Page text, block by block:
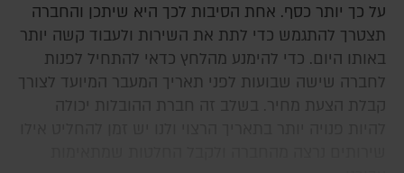
על כך יותר כסף. אחת הסיבות לכך היא שיתכן והחברה
תצטרך להתגמש כדי לתת את השירות ולעבוד קשה יותר
באותו היום. כדי להימנע מהלחץ כדאי להתחיל לפנות
לחברה שישה שבועות לפני תאריך המעבר המיועד לצורך